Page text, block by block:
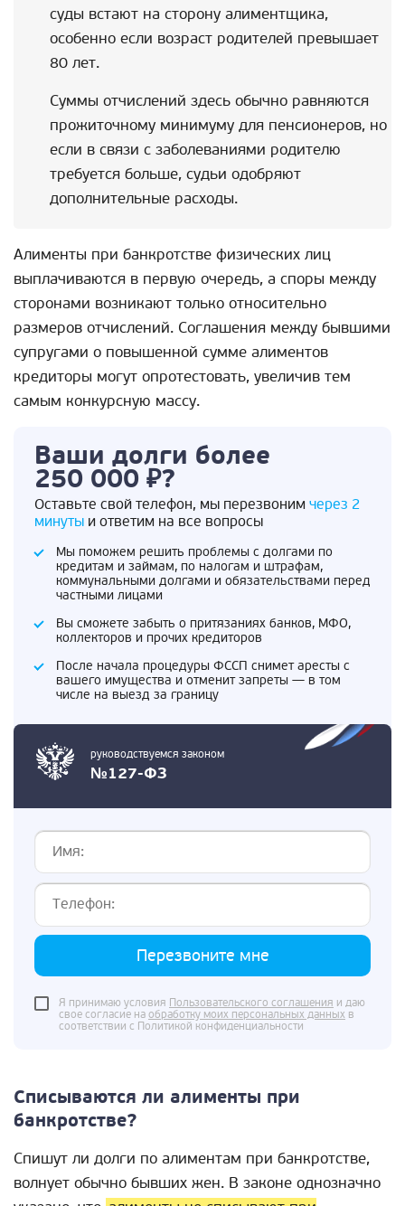
суды встают на сторону алиментщика,
особенно если возраст родителей превышает
80 лет.
Суммы отчислений здесь обычно равняются
прожиточному минимуму для пенсионеров, но
если в связи с заболеваниями родителю
требуется больше, судьи одобряют
дополнительные расходы.
Алименты при банкротстве физических лиц
выплачиваются в первую очередь, а споры между
сторонами возникают только относительно
размеров отчислений. Соглашения между бывшими
супругами о повышенной сумме алиментов
кредиторы могут опротестовать, увеличив тем
самым конкурсную массу.
руководствуемся законом
№127-ФЗ
Ваши долги более
250 000 ₽?
Оставьте свой телефон, мы перезвоним через 2
минуты и ответим на все вопросы
Мы поможем решить проблемы с долгами по
кредитам и займам, по налогам и штрафам,
коммунальными долгами и обязательствами перед
частными лицами
Вы сможете забыть о притязаниях банков, МФО,
коллекторов и прочих кредиторов
После начала процедуры ФССП снимет аресты с
вашего имущества и отменит запреты — в том
числе на выезд за границу
Перезвоните мне
Я принимаю условия Пользовательского соглашения и даю
свое согласие на обработку моих персональных данных в
соответствии с Политикой конфиденциальности
Списываются ли алименты при
банкротстве?
Спишут ли долги по алиментам при банкротстве,
волнует обычно бывших жен. В законе однозначно